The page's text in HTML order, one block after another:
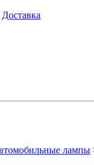
Доставка
лампы